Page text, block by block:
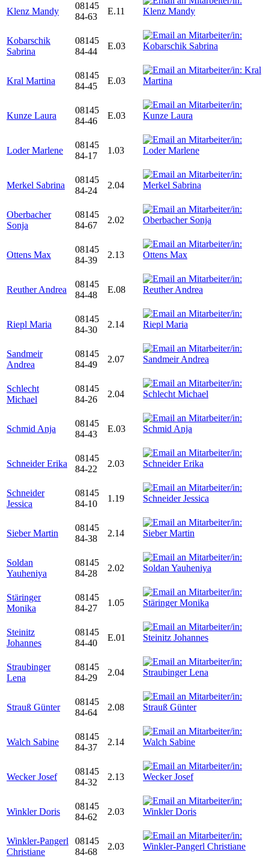
Klenz Mandy
08145
84-63
E.11
Kobarschik
Sabrina
08145
84-44
E.03
Kral Martina
08145
84-45
E.03
Kunze Laura
08145
84-46
E.03
Loder Marlene
08145
84-17
1.03
Merkel Sabrina
08145
84-24
2.04
Oberbacher
Sonja
08145
84-67
2.02
Ottens Max
08145
84-39
2.13
Reuther Andrea
08145
84-48
E.08
Riepl Maria
08145
84-30
2.14
Sandmeir
Andrea
08145
84-49
2.07
Schlecht
Michael
08145
84-26
2.04
Schmid Anja
08145
84-43
E.03
Schneider Erika
08145
84-22
2.03
Schneider
Jessica
08145
84-10
1.19
Sieber Martin
08145
84-38
2.14
Soldan
Yauheniya
08145
84-28
2.02
Stäringer
Monika
08145
84-27
1.05
Steinitz
Johannes
08145
84-40
E.01
Straubinger
Lena
08145
84-29
2.04
Strauß Günter
08145
84-64
2.08
Walch Sabine
08145
84-37
2.14
Wecker Josef
08145
84-32
2.13
Winkler Doris
08145
84-62
2.03
Winkler-Pangerl
Christiane
08145
84-68
2.03